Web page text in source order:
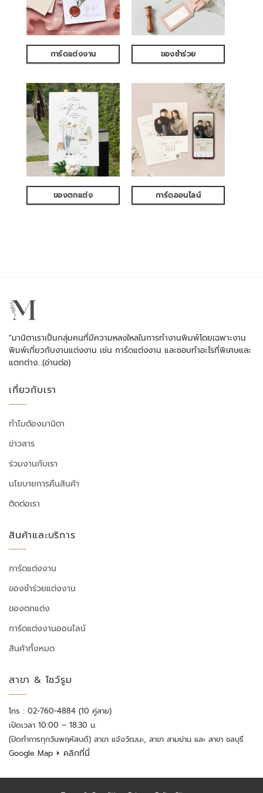
การ์ดแต่งงาน ของชำร่วย
ของตกแต่ง การ์ดออนไลน์
"มานิตาเราเป็นกลุ่มคนที่มีความหลงใหลในการทำงานพิมพ์โดยเฉพาะงาน
พิมพ์เกี่ยวกับงานแต่งงาน เช่น การ์ดแต่งงาน และชอบทำอะไรที่พิเศษและ
แตกต่าง…(อ่านต่อ)
เกี่ยวกับเรา
ทำไมต้องมานิตา
ข่าวสาร
ร่วมงานกับเรา
นโยบายการคืนสินค้า
ติดต่อเรา
สินค้าและบริการ
การ์ดแต่งงาน
ของชำร่วยแต่งงาน
ของตกแต่ง
การ์ดแต่งงานออนไลน์
สินค้าทั้งหมด
สาขา & โชว์รูม
โทร : 02-760-4884 (10 คู่สาย)
เปิดเวลา 10:00 – 18.30 น.
(ปิดทำการทุกวันพฤหัสบดี) สาขา แจ้งวัฒนะ, สาขา สามย่าน และ สาขา ชลบุรี
Google Map ⏵ คลิกที่นี่